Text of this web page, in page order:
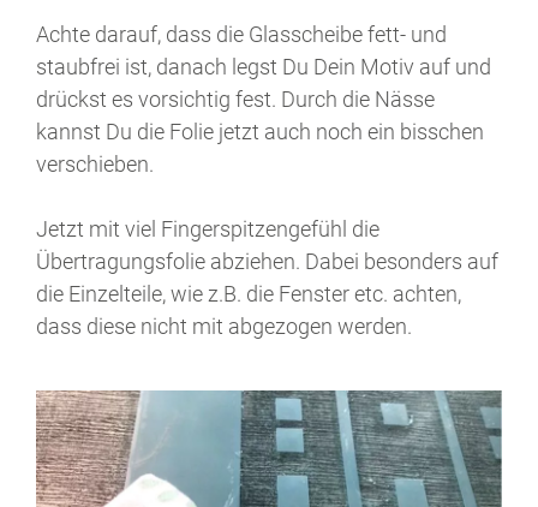
Achte darauf, dass die Glasscheibe fett- und
staubfrei ist, danach legst Du Dein Motiv auf und
drückst es vorsichtig fest. Durch die Nässe
kannst Du die Folie jetzt auch noch ein bisschen
verschieben.
Jetzt mit viel Fingerspitzengefühl die
Übertragungsfolie abziehen. Dabei besonders auf
die Einzelteile, wie z.B. die Fenster etc. achten,
dass diese nicht mit abgezogen werden.